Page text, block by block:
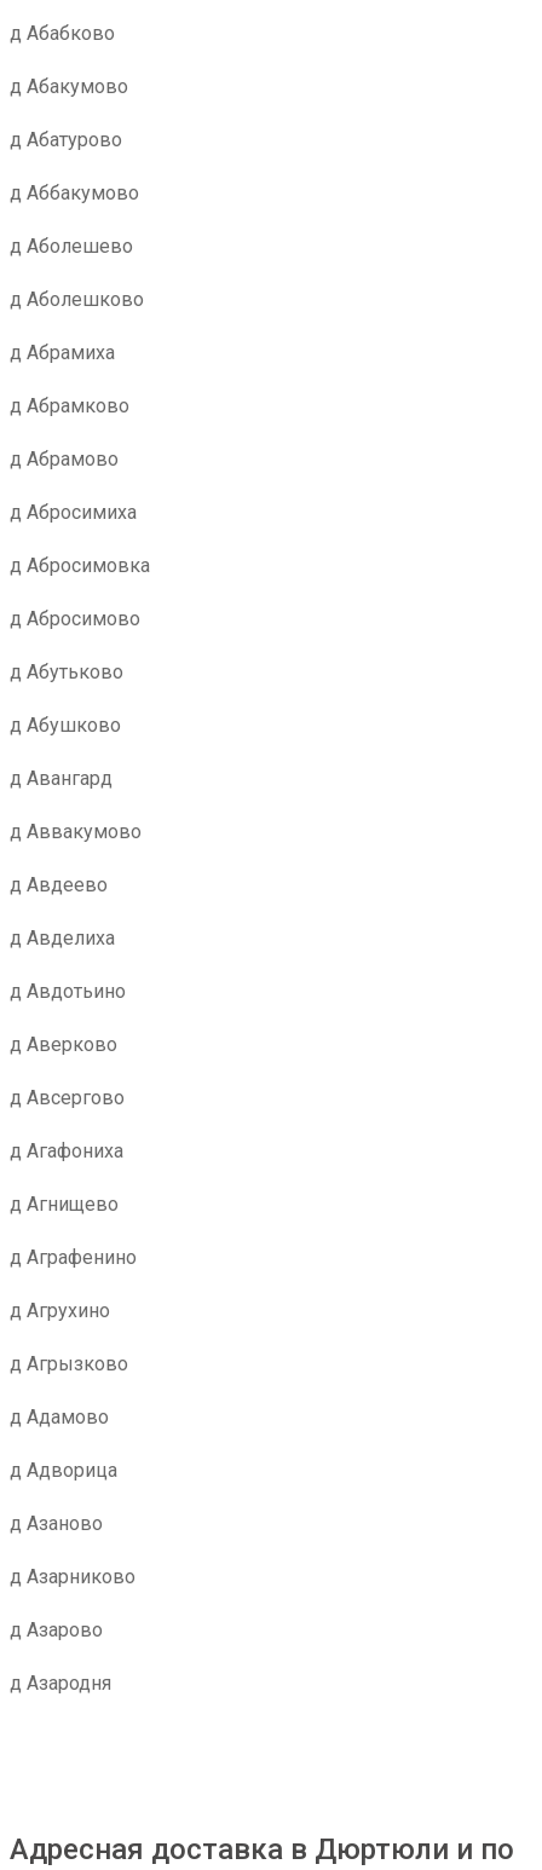
д Абабково
д Абакумово
д Абатурово
д Аббакумово
д Аболешево
д Аболешково
д Абрамиха
д Абрамково
д Абрамово
д Абросимиха
д Абросимовка
д Абросимово
д Абутьково
д Абушково
д Авангард
д Аввакумово
д Авдеево
д Авделиха
д Авдотьино
д Аверково
д Авсергово
д Агафониха
д Агнищево
д Аграфенино
д Агрухино
д Агрызково
д Адамово
д Адворица
д Азаново
д Азарниково
д Азарово
д Азародня
Адресная доставка в Дюртюли и по